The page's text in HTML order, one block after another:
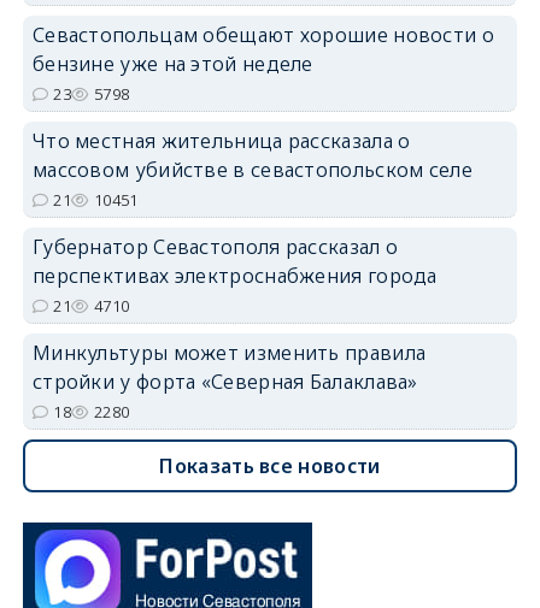
Севастопольцам обещают хорошие новости о
бензине уже на этой неделе
23 5798
Что местная жительница рассказала о
массовом убийстве в севастопольском селе
21 10451
Губернатор Севастополя рассказал о
перспективах электроснабжения города
21 4710
Минкультуры может изменить правила
стройки у форта «Северная Балаклава»
18 2280
Показать все новости